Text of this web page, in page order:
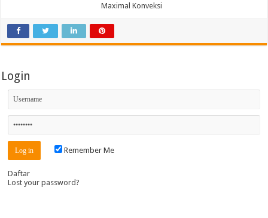
Maximal Konveksi
Login
Remember Me
Daftar
Lost your password?